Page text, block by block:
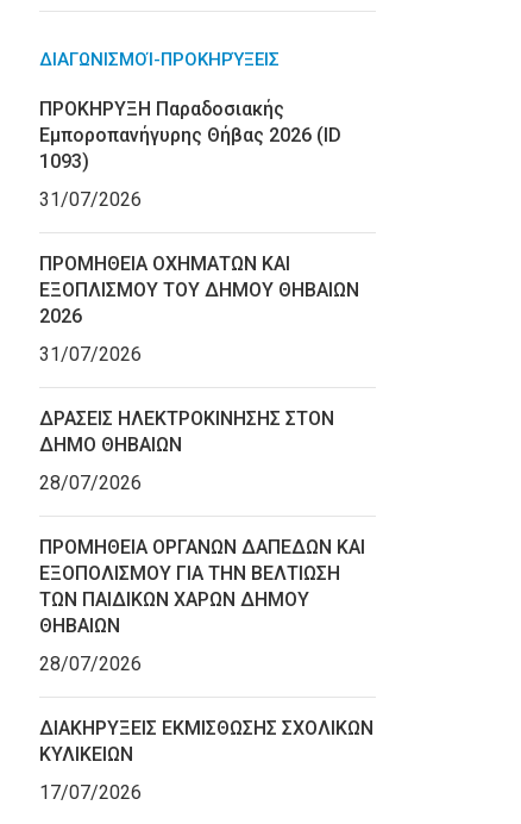
ΔΙΑΓΩΝΙΣΜΟΊ-ΠΡΟΚΗΡΎΞΕΙΣ
ΠΡΟΚΗΡΥΞΗ Παραδοσιακής
Εμποροπανήγυρης Θήβας 2026 (ID
1093)
31/07/2026
ΠΡΟΜΗΘΕΙΑ ΟΧΗΜΑΤΩΝ ΚΑΙ
ΕΞΟΠΛΙΣΜΟΥ ΤΟΥ ΔΗΜΟΥ ΘΗΒΑΙΩΝ
2026
31/07/2026
ΔΡΑΣΕΙΣ ΗΛΕΚΤΡΟΚΙΝΗΣΗΣ ΣΤΟΝ
ΔΗΜΟ ΘΗΒΑΙΩΝ
28/07/2026
ΠΡΟΜΗΘΕΙΑ ΟΡΓΑΝΩΝ ΔΑΠΕΔΩΝ ΚΑΙ
ΕΞΟΠΟΛΙΣΜΟΥ ΓΙΑ ΤΗΝ ΒΕΛΤΙΩΣΗ
ΤΩΝ ΠΑΙΔΙΚΩΝ ΧΑΡΩΝ ΔΗΜΟΥ
ΘΗΒΑΙΩΝ
28/07/2026
ΔΙΑΚΗΡΥΞΕΙΣ ΕΚΜΙΣΘΩΣΗΣ ΣΧΟΛΙΚΩΝ
ΚΥΛΙΚΕΙΩΝ
17/07/2026